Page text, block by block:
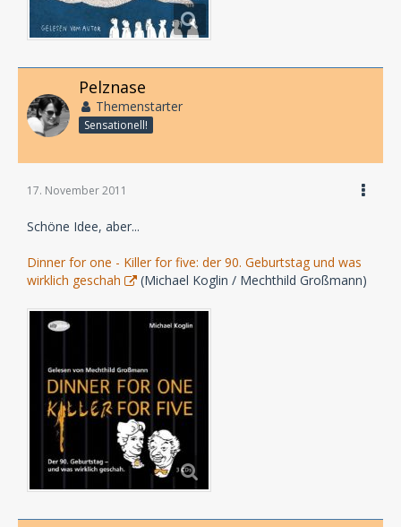
Pelznase
Themenstarter
Sensationell!
17. November 2011
Schöne Idee, aber...
Dinner for one - Killer for five: der 90. Geburtstag und was
wirklich geschah
(Michael Koglin / Mechthild Großmann)